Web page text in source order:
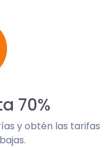
70%
y obtén las tarifas